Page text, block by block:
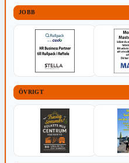
JOBB
ÖVRIGT